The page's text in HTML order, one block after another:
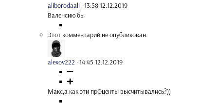
aliborodaali ·13:58 12.12.2019
Валенсию бы
Этот комментарий не опубликован.
alexov222 ·14:45 12.12.2019
Макс,а как эти прОценты высчитывались?))